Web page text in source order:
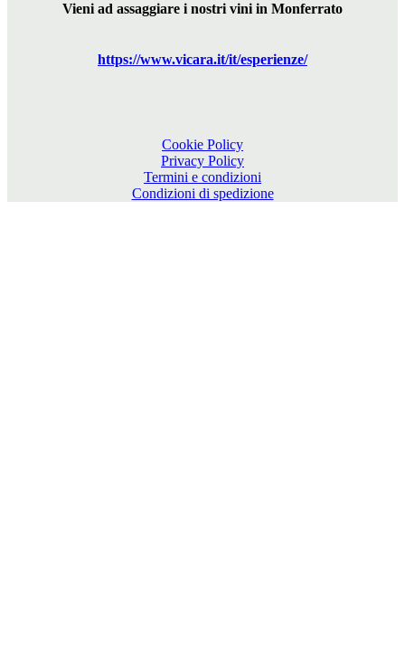
Vieni ad assaggiare i nostri vini in Monferrato
https://www.vicara.it/it/esperienze/
Cookie Policy
Privacy Policy
Termini e condizioni
Condizioni di spedizione